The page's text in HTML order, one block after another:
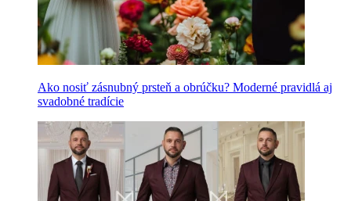
Ako nosiť zásnubný prsteň a obrúčku? Moderné pravidlá aj
svadobné tradície